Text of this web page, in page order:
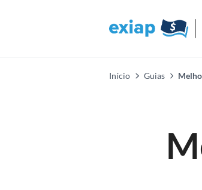
Início Guias